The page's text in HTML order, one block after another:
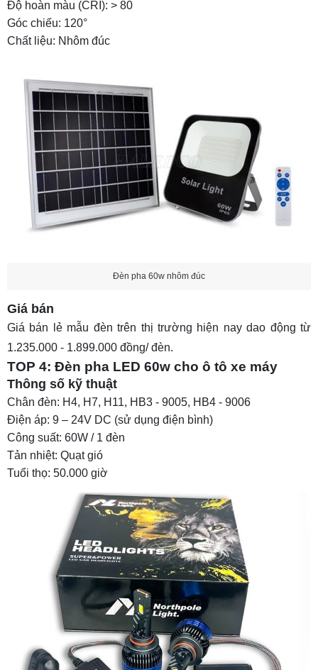
Độ hoàn màu (CRI): > 80
Góc chiếu: 120°
Chất liệu: Nhôm đúc
Đèn pha 60w nhôm đúc
Giá bán
Giá bán lẻ mẫu đèn trên thị trường hiện nay dao động từ
1.235.000 - 1.899.000 đồng/ đèn.
TOP 4: Đèn pha LED 60w cho ô tô xe máy
Thông số kỹ thuật
Chân đèn: H4, H7, H11, HB3 - 9005, HB4 - 9006
Điện áp: 9 – 24V DC (sử dụng điện bình)
Công suất: 60W / 1 đèn
Tản nhiệt: Quạt gió
Tuổi thọ: 50.000 giờ